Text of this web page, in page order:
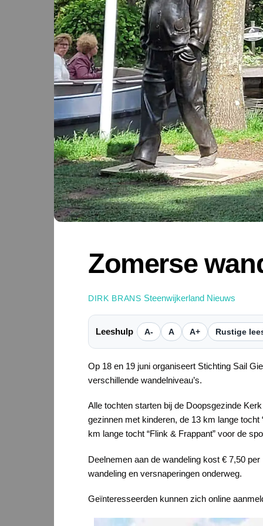
Zomerse
DIRK BRANS Steenwijkerland Nieuws
Leeshulp A- A A+ Rustige
Op 18 en 19 juni organiseert Stichting Sail
verschillende wandelniveau’s.
Alle tochten starten bij de Doopsgezinde
gezinnen met kinderen, de 13 km lange
km lange tocht “Flink & Frappant” voor de
Deelnemen aan de wandeling kost € 7,50
wandeling en versnaperingen onderweg.
Geïnteresseerden kunnen zich online